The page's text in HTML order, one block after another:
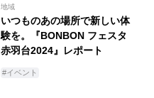
地域
いつものあの場所で新しい体
験を。『BONBON フェスタ
赤羽台2024』レポート
#イベント